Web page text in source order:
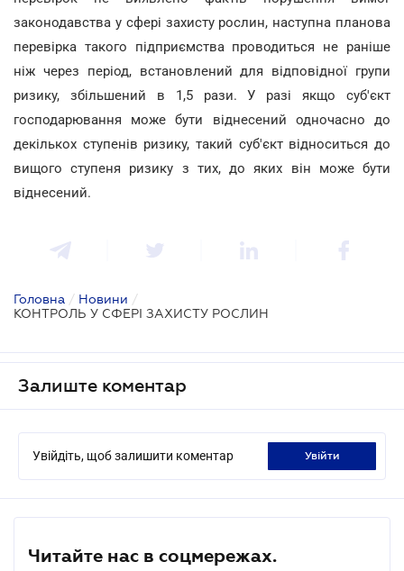
законодавства у сфері захисту рослин, наступна планова
перевірка такого підприємства проводиться не раніше
ніж через період, встановлений для відповідної групи
ризику, збільшений в 1,5 рази. У разі якщо суб'єкт
господарювання може бути віднесений одночасно до
декількох ступенів ризику, такий суб'єкт відноситься до
вищого ступеня ризику з тих, до яких він може бути
віднесений.
Головна / Новини /
КОНТРОЛЬ У СФЕРІ ЗАХИСТУ РОСЛИН
Залиште коментар
Увійдіть, щоб залишити коментар увійти
Читайте нас в соцмережах.